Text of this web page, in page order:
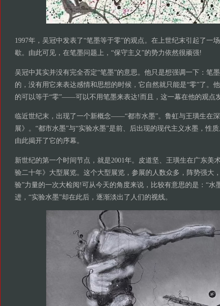
1997年，吴冠中发表了“笔墨等于零”的观点。在上世纪末引起了一
歇。由此可见，在笔墨问题上，“保守主义”的势力依然很顽强!
吴冠中其实并没有完全否定“笔墨”的意思。他只是想强调一下：笔
的，没有用它来表达感情和思想的时候，它自然就只能是“零”了。
的可以等于“零”——可以不用笔墨来表达!而且，这一幕在他的观点
临近世纪末，出现了一个新概念——“都市水墨”。鲁虹与王璜生在
展》。“都市水墨”与“实验水墨”是前、后出现的现代主义水墨，性
由此揭开了它的序幕。
新世纪的第一个时间节点，就是2001年。皮道坚、王璜生在广东美
验二十年》大型展览。这个大型展览，参展的人数众多，阵势强大
验”力量的一次大检阅!可从今天的角度来说，比较有意思的是：“水
进，“实验水墨”却在此后，逐渐淡出了人们的视线。